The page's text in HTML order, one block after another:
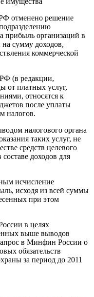
отменено решение
прибыль организаций в
на сумму доходов,
коммерческой
(в редакции,
от платных услуг,
относятся к
после уплаты
налогов.
налогового органа
таких услуг, не
средств целевого
доходов для
исчисление
исходя из всей суммы
при этом
в целях
выше выводов
в Минфин России о
обязательств
за период до 2011